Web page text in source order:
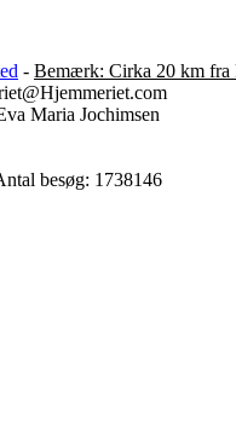
- Bemærk: Cirka 20 km fra
Maria Jochimsen
besøg: 1738146